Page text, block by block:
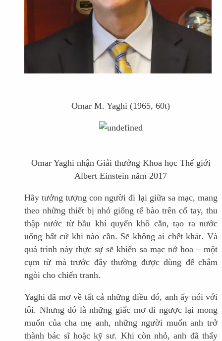
Omar M. Yaghi (1965, 60t)
Omar Yaghi nhận Giải thưởng Khoa học Thế giới
Albert Einstein năm 2017
Hãy tưởng tượng con người đi lại giữa sa mạc, mang
theo những thiết bị nhỏ giống tế bào trên cổ tay, thu
thập nước từ bầu khí quyển khô cằn, tạo ra nước
uống bất cứ khi nào cần. Sẽ không ai chết khát. Và
quá trình này thực sự sẽ khiến sa mạc nở hoa – một
cụm từ mà trước đây thường được dùng để châm
ngòi cho chiến tranh.
Yaghi đã mơ về tất cả những điều đó, anh ấy nói với
tôi. Nhưng đó là những giấc mơ đi ngược lại mong
muốn của cha mẹ anh, những người muốn anh trở
thành bác sĩ hoặc kỹ sư. Khi còn nhỏ, anh đã thấy